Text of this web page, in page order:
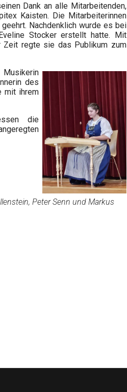
Dank an alle Mitarbeitenden,
Kaisten. Die Mitarbeiterinnen
Nachdenklich wurde es bei
Stocker erstellt hatte. Mit
Zeit regte sie das Publikum zum
Musikerin
des
mit ihrem
die
Peter Senn und Markus